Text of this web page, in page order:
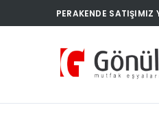
PERAKENDE SATIŞIMIZ